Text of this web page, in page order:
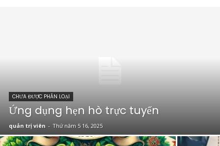
CHƯA ĐƯỢC PHÂN LOẠI
Ứng dụng hẹn hò trực tuyến
quản trị viên - Thứ năm 5 16, 2025